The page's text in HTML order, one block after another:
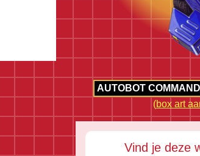
AUTOBOT
(box art
Vind je deze